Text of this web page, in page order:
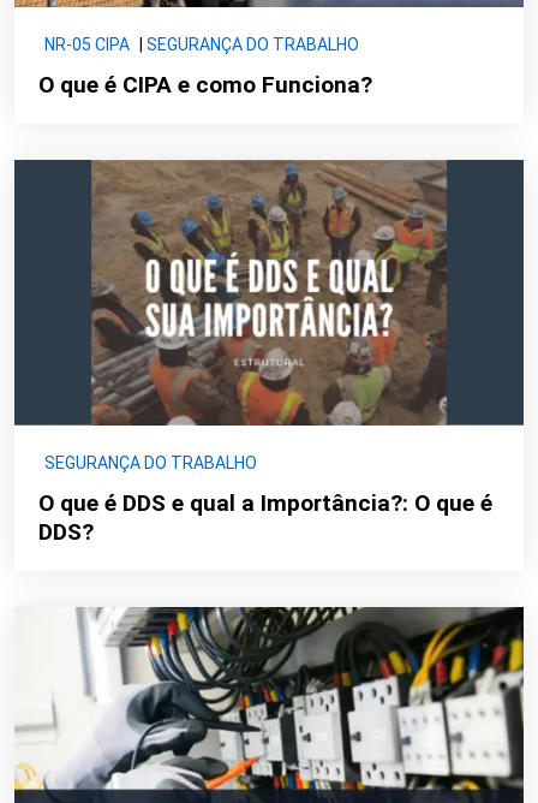
NR-05 CIPA SEGURANÇA DO TRABALHO
O que é CIPA e como Funciona?
SEGURANÇA DO TRABALHO
O que é DDS e qual a Importância?: O que é
DDS?